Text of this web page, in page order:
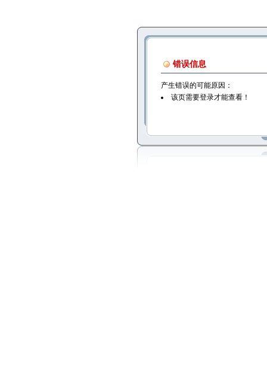
错误信息
产生错误的可能原因：
该页需要登录才能查看！